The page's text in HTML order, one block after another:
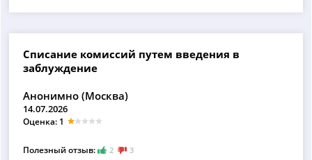
Списание комиссий путем введения в
заблуждение
Анонимно (Москва)
14.07.2026
Оценка: 1
Полезный отзыв: 2 3